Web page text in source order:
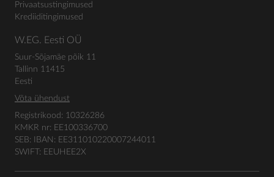
Privaatsustingimused
Krediiditingimused
W.EG. Eesti OÜ
Suur-Sõjamäe põik 11
Tallinn 11415
Eesti
Võta ühendust
Registrikood: 10326286
KMKR nr: EE100336700
SEB: IBAN: EE311010220007244011
SWIFT: EEUHEE2X